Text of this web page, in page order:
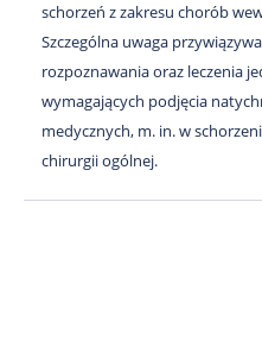
schorzeń z zakresu chorób
Szczególna uwaga
rozpoznawania oraz leczenia
wymagających podjęcia
medycznych, m. in. w
chirurgii ogólnej.